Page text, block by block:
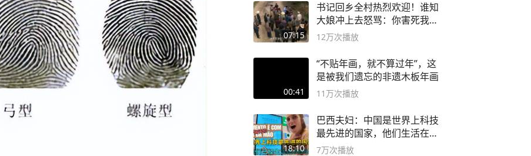
07:15
书记回乡全村热烈欢迎！谁知
大娘冲上去怒骂：你害死我儿
子
12万次播放
00:41
“不贴年画，就不算过年”，这
是被我们遗忘的非遗木板年画
11万次播放
18:10
巴西夫妇：中国是世界上科技
最先进的国家，他们生活在
2999年
7万次播放